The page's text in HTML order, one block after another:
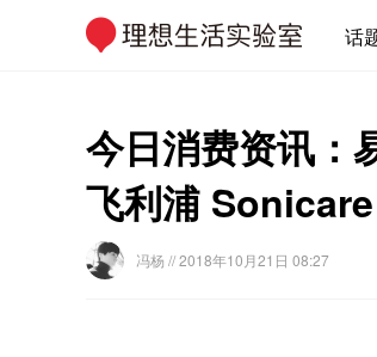
话
今日消费资讯：
飞利浦
冯杨 // 2018年10月21日 08:27